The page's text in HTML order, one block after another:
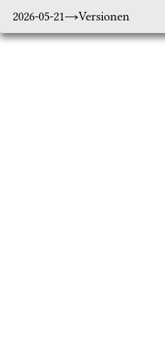
2026-05-21 Versionen